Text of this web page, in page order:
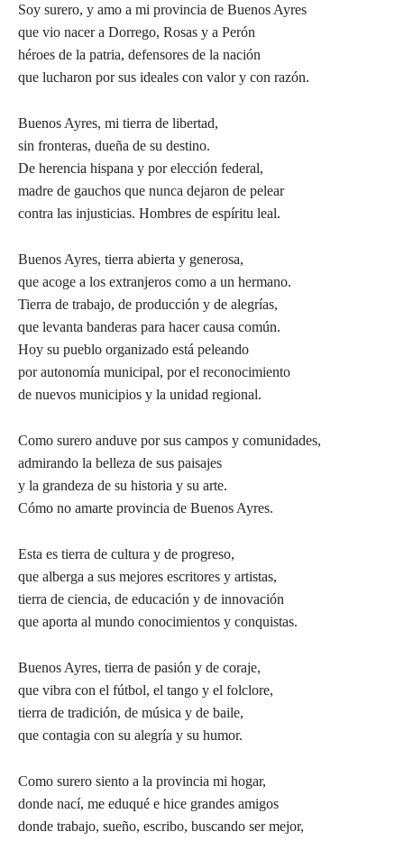
Soy surero, y amo a mi provincia de Buenos Ayres
que vio nacer a Dorrego, Rosas y a Perón
héroes de la patria, defensores de la nación
que lucharon por sus ideales con valor y con razón.
Buenos Ayres, mi tierra de libertad,
sin fronteras, dueña de su destino.
De herencia hispana y por elección federal,
madre de gauchos que nunca dejaron de pelear
contra las injusticias. Hombres de espíritu leal.
Buenos Ayres, tierra abierta y generosa,
que acoge a los extranjeros como a un hermano.
Tierra de trabajo, de producción y de alegrías,
que levanta banderas para hacer causa común.
Hoy su pueblo organizado está peleando
por autonomía municipal, por el reconocimiento
de nuevos municipios y la unidad regional.
Como surero anduve por sus campos y comunidades,
admirando la belleza de sus paisajes
y la grandeza de su historia y su arte.
Cómo no amarte provincia de Buenos Ayres.
Esta es tierra de cultura y de progreso,
que alberga a sus mejores escritores y artistas,
tierra de ciencia, de educación y de innovación
que aporta al mundo conocimientos y conquistas.
Buenos Ayres, tierra de pasión y de coraje,
que vibra con el fútbol, el tango y el folclore,
tierra de tradición, de música y de baile,
que contagia con su alegría y su humor.
Como surero siento a la provincia mi hogar,
donde nací, me eduqué e hice grandes amigos
donde trabajo, sueño, escribo, buscando ser mejor,